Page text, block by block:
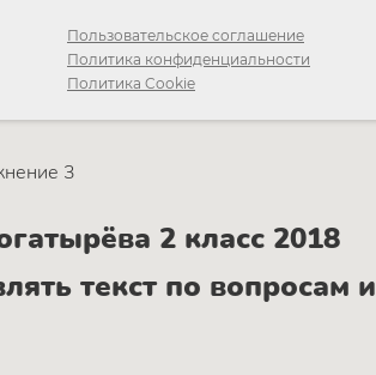
Пользовательское соглашение
Политика конфиденциальности
Политика Cookie
3
2 класс 2018
текст по вопросам и